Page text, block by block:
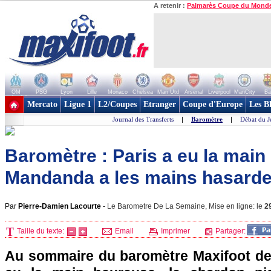
A retenir : Palmarès Coupe du
OM PSG Lyon Lille Monaco Chelsea Man Utd Arsenal Liverpool ManCity
+ de clubs
Mercato Ligue 1 L2/Coupes Etranger Coupe d'Europe Les
Journal des Transferts | Baromètre | Débat du
Baromètre : Paris a eu la
Mandanda a les mains
Par Pierre-Damien Lacourte - Le Barometre De La Semaine, Mise en ligne: le
Taille du texte: Email Imprimer Partager:
Au sommaire du baromètre Maxifoot